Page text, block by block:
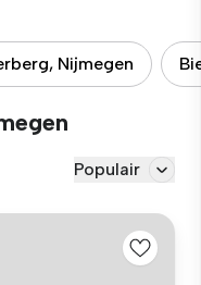
Nijmegen
Populair